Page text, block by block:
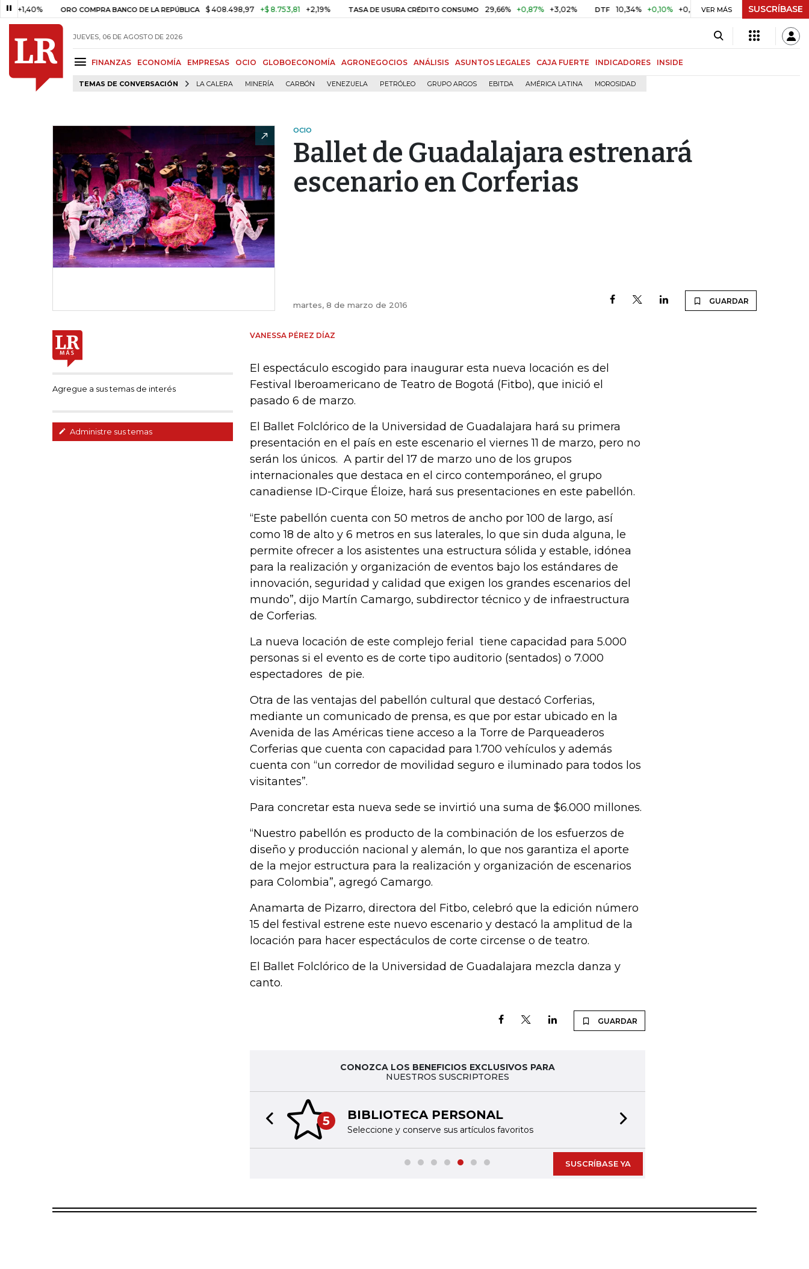
ORO COMPRA BANCO DE LA REPÚBLICA $ 408.498,97 +$ 8.753,81 +2,19% TASA DE USURA CRÉDITO CONSUMO 29,66% +0,87% +3,02% DTF 10,34% +0,10% +0,98% UVR $ 416,86 +$ 0,05 +0,01%
VER MÁS SUSCRÍBASE
JUEVES, 06 DE AGOSTO DE 2026
FINANZAS ECONOMÍA EMPRESAS OCIO GLOBOECONOMÍA AGRONEGOCIOS ANÁLISIS ASUNTOS LEGALES CAJA FUERTE INDICADORES INSIDE
TEMAS DE CONVERSACIÓN LA CALERA MINERÍA CARBÓN VENEZUELA PETRÓLEO GRUPO ARGOS EBITDA AMÉRICA LATINA MOROSIDAD
OCIO
Ballet de Guadalajara estrenará
escenario en Corferias
martes, 8 de marzo de 2016 GUARDAR
Agregue a sus temas de interés
Administre sus temas
VANESSA PÉREZ DÍAZ
El espectáculo escogido para inaugurar esta nueva locación es del
Festival Iberoamericano de Teatro de Bogotá (Fitbo), que inició el
pasado 6 de marzo.
El Ballet Folclórico de la Universidad de Guadalajara hará su primera
presentación en el país en este escenario el viernes 11 de marzo, pero no
serán los únicos. A partir del 17 de marzo uno de los grupos
internacionales que destaca en el circo contemporáneo, el grupo
canadiense ID-Cirque Éloize, hará sus presentaciones en este pabellón.
“Este pabellón cuenta con 50 metros de ancho por 100 de largo, así
como 18 de alto y 6 metros en sus laterales, lo que sin duda alguna, le
permite ofrecer a los asistentes una estructura sólida y estable, idónea
para la realización y organización de eventos bajo los estándares de
innovación, seguridad y calidad que exigen los grandes escenarios del
mundo”, dijo Martín Camargo, subdirector técnico y de infraestructura
de Corferias.
La nueva locación de este complejo ferial tiene capacidad para 5.000
personas si el evento es de corte tipo auditorio (sentados) o 7.000
espectadores de pie.
Otra de las ventajas del pabellón cultural que destacó Corferias,
mediante un comunicado de prensa, es que por estar ubicado en la
Avenida de las Américas tiene acceso a la Torre de Parqueaderos
Corferias que cuenta con capacidad para 1.700 vehículos y además
cuenta con “un corredor de movilidad seguro e iluminado para todos los
visitantes”.
Para concretar esta nueva sede se invirtió una suma de $6.000 millones.
“Nuestro pabellón es producto de la combinación de los esfuerzos de
diseño y producción nacional y alemán, lo que nos garantiza el aporte
de la mejor estructura para la realización y organización de escenarios
para Colombia”, agregó Camargo.
Anamarta de Pizarro, directora del Fitbo, celebró que la edición número
15 del festival estrene este nuevo escenario y destacó la amplitud de la
locación para hacer espectáculos de corte circense o de teatro.
El Ballet Folclórico de la Universidad de Guadalajara mezcla danza y
canto.
GUARDAR
CONOZCA LOS BENEFICIOS EXCLUSIVOS PARA
NUESTROS SUSCRIPTORES
5 BIBLIOTECA PERSONAL
Seleccione y conserve sus artículos favoritos
Previous slide
SUSCRÍBASE YA